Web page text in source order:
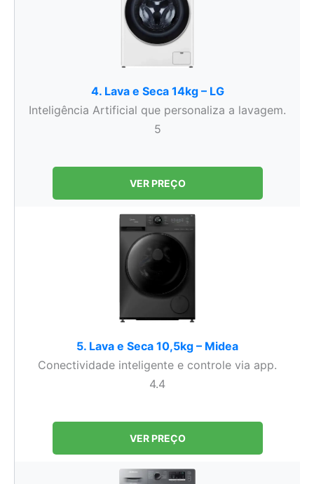
4. Lava e Seca 14kg – LG
Inteligência Artificial que personaliza a lavagem.
5
VER PREÇO
5. Lava e Seca 10,5kg – Midea
Conectividade inteligente e controle via app.
4.4
VER PREÇO